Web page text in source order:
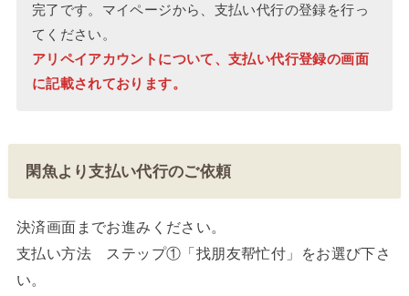
完了です。マイページから、支払い代行の登録を行っ
てください。
アリペイアカウントについて、支払い代行登録の画面
に記載されております。
閑魚より支払い代行のご依頼
決済画面までお進みください。
支払い方法 ステップ①「找朋友帮忙付」をお選び下さ
い。